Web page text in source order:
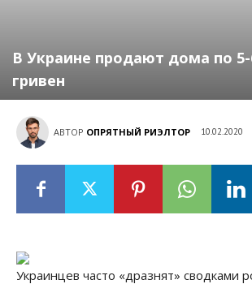
В Украине продают дома по
гривен
АВТОР ОПРЯТНЫЙ РИЭЛТОР 10.02.2020
Украинцев часто «дразнят» сводками